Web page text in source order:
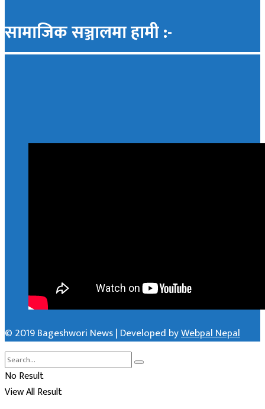
सामाजिक सञ्जालमा हामी :-
© 2019 Bageshwori News | Developed byWebpal Nepal
No Result
View All Result